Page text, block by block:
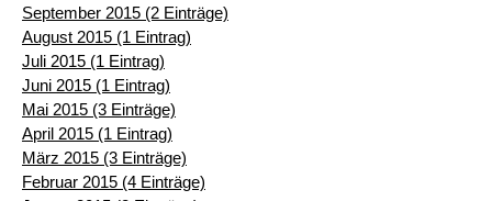
September 2015 (2 Einträge)
August 2015 (1 Eintrag)
Juli 2015 (1 Eintrag)
Juni 2015 (1 Eintrag)
Mai 2015 (3 Einträge)
April 2015 (1 Eintrag)
März 2015 (3 Einträge)
Februar 2015 (4 Einträge)